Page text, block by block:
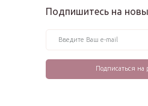
Подпишитесь на